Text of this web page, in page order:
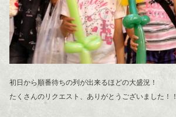
初日から順番待ちの列が出来るほどの大盛況！
たくさんのリクエスト、ありがとうございました！！